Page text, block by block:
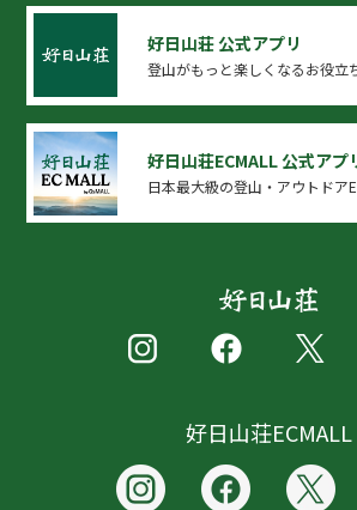
好日山荘 公式アプリ
登山がもっと楽しくなるお役立
好日山荘ECMALL 公式アプ
日本最大級の登山・アウトドア
好日山荘ECMALL